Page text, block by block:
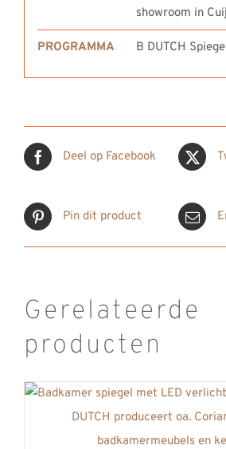
showroom in
PROGRAMMA B DUTCH
Deel op Facebook
Pin dit product
Gerelateerde
producten